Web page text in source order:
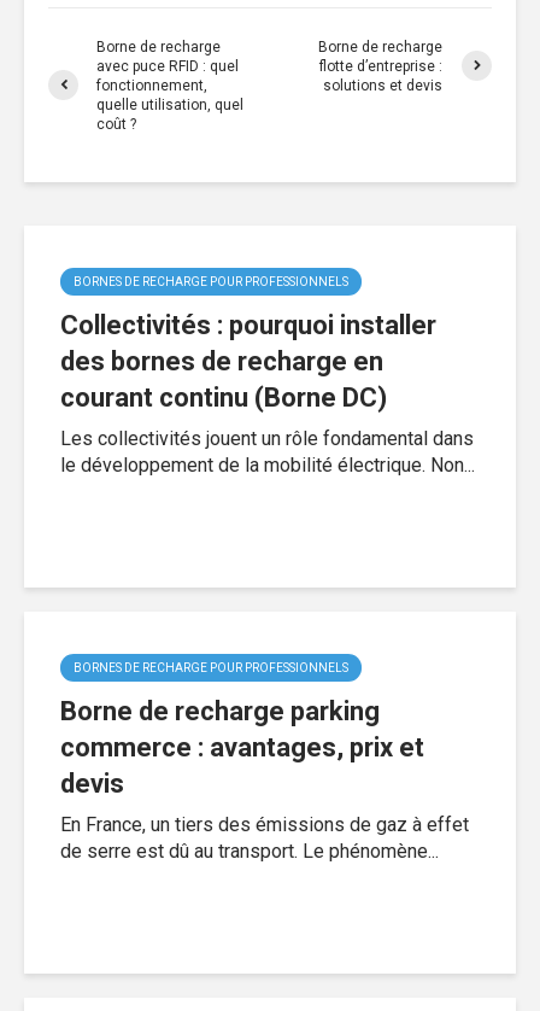
Borne de recharge
avec puce RFID : quel
fonctionnement,
quelle utilisation, quel
coût ?
Borne de recharge
flotte d’entreprise :
solutions et devis
BORNES DE RECHARGE POUR PROFESSIONNELS
Collectivités : pourquoi installer
des bornes de recharge en
courant continu (Borne DC)
Les collectivités jouent un rôle fondamental dans
le développement de la mobilité électrique. Non...
BORNES DE RECHARGE POUR PROFESSIONNELS
Borne de recharge parking
commerce : avantages, prix et
devis
En France, un tiers des émissions de gaz à effet
de serre est dû au transport. Le phénomène...